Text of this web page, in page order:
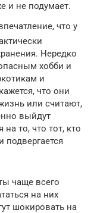
и не подумает.
что у
Нередко
хобби и
и
что они
или считают,
выйдут
то, что тот, кто
подвергается
чаще всего
на них
шокировать на